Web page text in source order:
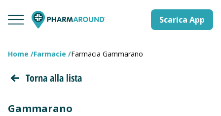
Scarica App
Home Farmacie Farmacia Gammarano
Torna alla lista
Gammarano